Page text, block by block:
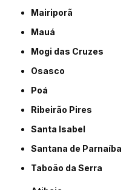
Mairiporã
Mauá
Mogi das Cruzes
Osasco
Poá
Ribeirão Pires
Santa Isabel
Santana de Parnaíba
Taboão da Serra